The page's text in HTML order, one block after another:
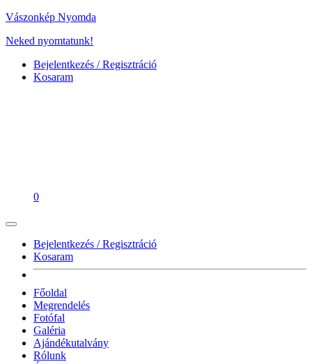
Vászonkép Nyomda
Neked nyomtatunk!
Bejelentkezés / Regisztráció
Kosaram
0
Bejelentkezés / Regisztráció
Kosaram
Főoldal
Megrendelés
Fotófal
Galéria
Ajándékutalvány
Rólunk